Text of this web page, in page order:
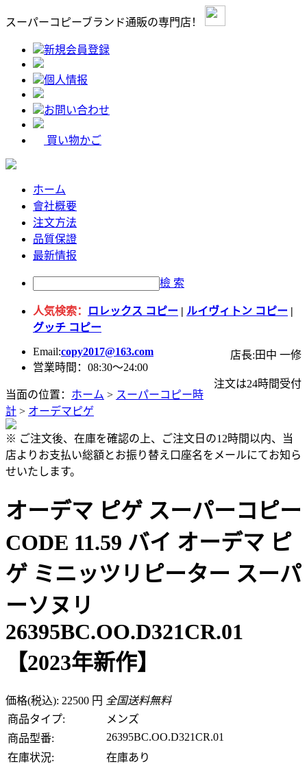
スーパーコピーブランド通販の専門店！
新規会員登録
個人情报
お問い合わせ
買い物かご
ホーム
會社概要
注文方法
品質保證
最新情报
檢 索
人気検索： ロレックス コピー | ルイヴィトン コピー |
グッチ コピー
Email:copy2017@163.com
店長:田中 一修
営業時間：08:30～24:00
注文は24時間受付
当面の位置： ホーム > スーパーコピー時
計 > オーデマピゲ
※ ご注文後、在庫を確認の上、ご注文日の12時間以内、当
店よりお支払い総額とお振り替え口座名をメールにてお知ら
せいたします。
オーデマ ピゲ スーパーコピー
CODE 11.59 バイ オーデマ ピ
ゲ ミニッツリピーター スーパ
ーソヌリ
26395BC.OO.D321CR.01
【2023年新作】
価格(税込): 22500 円 全国送料無料
商品タイプ:
メンズ
商品型番:
26395BC.OO.D321CR.01
在庫状況:
在庫あり